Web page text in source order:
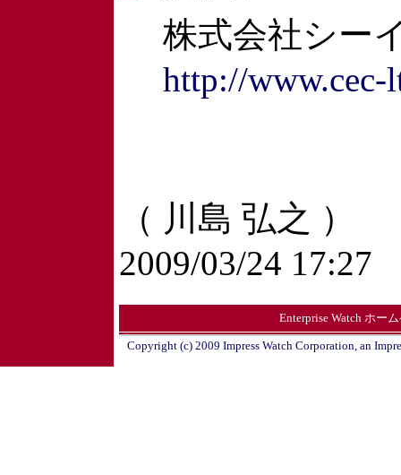
株式会社シー
http://www.cec-
（ 川島 弘之 ）
2009/03/24 17:27
Enterprise Watch ホー
Copyright (c) 2009 Impress Watch Corporation, an